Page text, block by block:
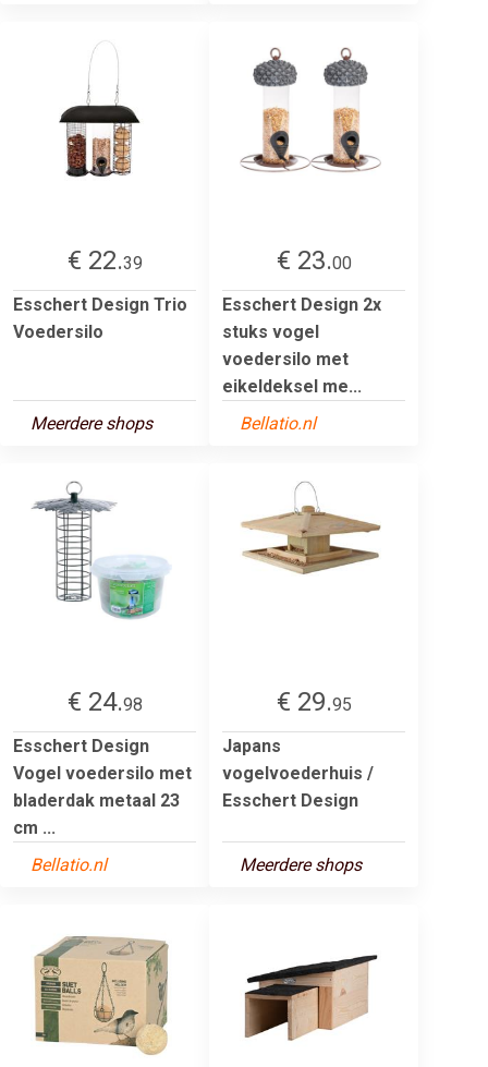
€ 22.39
Esschert Design Trio
Voedersilo
Meerdere shops
€ 23.00
Esschert Design 2x
stuks vogel
voedersilo met
eikeldeksel me...
Bellatio.nl
€ 24.98
Esschert Design
Vogel voedersilo met
bladerdak metaal 23
cm ...
Bellatio.nl
€ 29.95
Japans
vogelvoederhuis /
Esschert Design
Meerdere shops